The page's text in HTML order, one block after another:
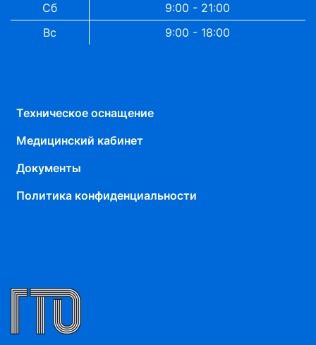
Сб
9:00 - 21:00
Вс
9:00 - 18:00
Техническое оснащение
Медицинский кабинет
Документы
Политика конфиденциальности